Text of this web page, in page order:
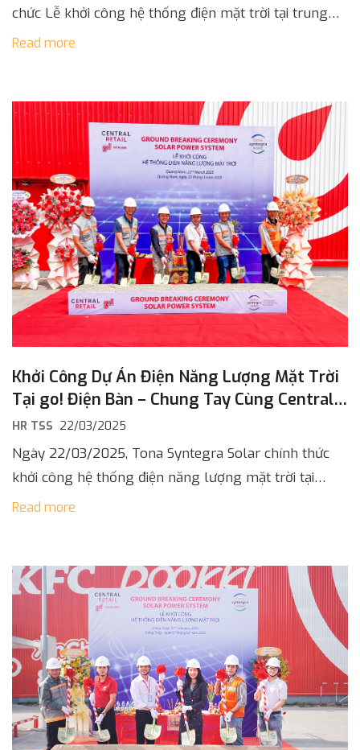
chức Lễ khởi công hệ thống điện mặt trời tại trung
tâm thương mại go! Hoà Thành, tỉnh Tây Ninh. Đây là
Read more
Khởi Công Dự Án Điện Năng Lượng Mặt Trời
Tại go! Điện Bàn – Chung Tay Cùng Central
Retail Hướng Đến Tương Lai Xanh
HR TSS 22/03/2025
Ngày 22/03/2025, Tona Syntegra Solar chính thức
khởi công hệ thống điện năng lượng mặt trời tại
Trung tâm thương mại go! Điện Bàn, tỉnh Quảng
Read more